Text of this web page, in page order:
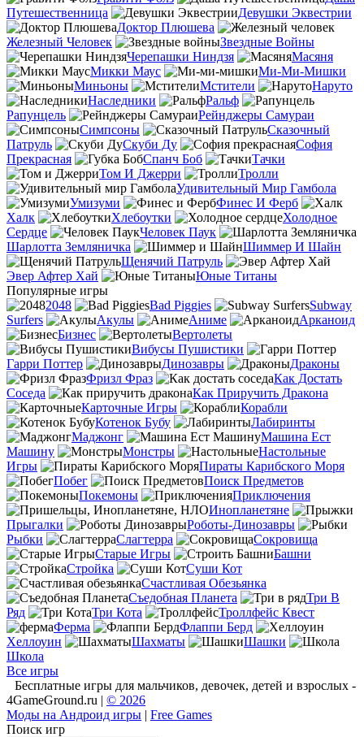
Путешественница
Девушки Эквестрии
Доктор Плюшева
Железный Человек
Звездные Войны
Черепашки Ниндзя
Масяня
Микки Маус
Ми-Ми-Мишки
Миньоны
Мстители
Наруто
Наследники
Ральф
Рапунцель
Рейнджеры Самураи
Симпсоны
Сказочный
Патруль
Скуби Ду
София
Прекрасная
Спанч Боб
Тачки
Том И Джерри
Тролли
Удивительный Мир Гамбола
Умизуми
Финес И Ферб
Халк
Хлебоутки
Холодное
Сердце
Человек Паук
Шарлотта Земляничка
Шиммер И Шайн
Щенячий Патруль
Эвер Афтер Хай
Юные Титаны
Популярные игры
2048
Bad Piggies
Subway
Surfers
Акулы Аниме
Арканоид
Бизнес
Вертолеты
Вибусы Пушистики
Гарри Поттер
Динозавры
Драконы
Фризл Фраз
Как Достать
Соседа
Как Приручить Дракона
Карточные Игры
Корабли
Котенок Бубу
Лабиринты
Маджонг
Машина Ест
Машину
Монстры
Настольные
Игры
Пираты Карибского Моря
Побег
Поиск Предметов
Покемоны
Приключения
Инопланетяне
Прыгалки
Роботы-Динозавры
Рыбки
Слагтерра
Сокровища
Старые Игры
Башни
Стройка
Суши Кот
Счастливая Обезьянка
Съедобная Планета
Три В
Ряд
Три Кота
Троллфейс Квест
Ферма
Флаппи Берд
Хеллоуин
Шахматы
Шашки
Школа
Все игры
Бесплатные игры для мальчиков, девочек, детей и взрослых -
4GameGround.ru | © 2026
Моды на Андроид игры | Free Games
Поиск игр